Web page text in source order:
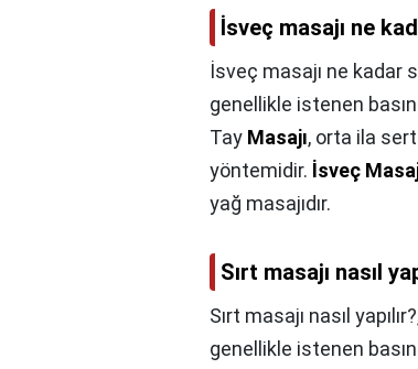
İsveç masajı ne
İsveç masajı ne kadar
genellikle istenen
Tay Masajı, orta ila
yöntemidir. İsveç
yağ masajıdır.
Sırt masajı nasıl
Sırt masajı nasıl
genellikle istenen